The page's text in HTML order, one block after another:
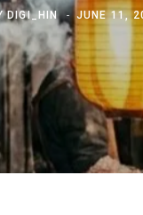
DIGI_HIN JUNE 11,